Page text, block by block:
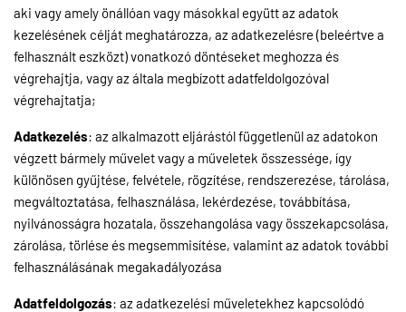
aki vagy amely önállóan vagy másokkal együtt az adatok
kezelésének célját meghatározza, az adatkezelésre (beleértve a
felhasznált eszközt) vonatkozó döntéseket meghozza és
végrehajtja, vagy az általa megbízott adatfeldolgozóval
végrehajtatja;
Adatkezelés: az alkalmazott eljárástól függetlenül az adatokon
végzett bármely művelet vagy a műveletek összessége, így
különösen gyűjtése, felvétele, rögzítése, rendszerezése, tárolása,
megváltoztatása, felhasználása, lekérdezése, továbbítása,
nyilvánosságra hozatala, összehangolása vagy összekapcsolása,
zárolása, törlése és megsemmisítése, valamint az adatok további
felhasználásának megakadályozása
Adatfeldolgozás: az adatkezelési műveletekhez kapcsolódó